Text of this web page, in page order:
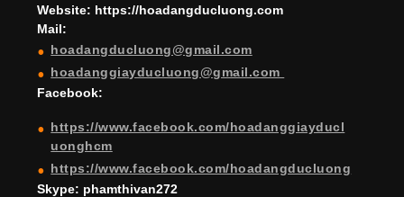
Website: https://hoadangducluong.com
Mail:
hoadangducluong@gmail.com
hoadanggiayducluong@gmail.com
Facebook:
https://www.facebook.com/hoadanggiayducl
uonghcm
https://www.facebook.com/hoadangducluong
Skype: phamthivan272